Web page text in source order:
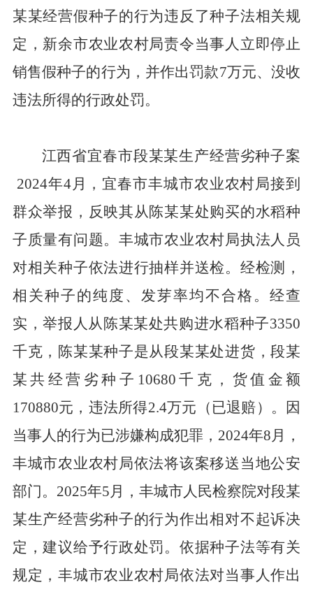
某某经营假种子的行为违反了种子法相关规
定，新余市农业农村局责令当事人立即停止
销售假种子的行为，并作出罚款7万元、没收
违法所得的行政处罚。
江西省宜春市段某某生产经营劣种子案
2024年4月，宜春市丰城市农业农村局接到
群众举报，反映其从陈某某处购买的水稻种
子质量有问题。丰城市农业农村局执法人员
对相关种子依法进行抽样并送检。经检测，
相关种子的纯度、发芽率均不合格。经查
实，举报人从陈某某处共购进水稻种子3350
千克，陈某某种子是从段某某处进货，段某
某共经营劣种子 10680 千克，货值金额
170880元，违法所得2.4万元（已退赔）。因
当事人的行为已涉嫌构成犯罪， 2024年8月，
丰城市农业农村局依法将该案移送当地公安
部门。 2025年5月，丰城市人民检察院对段某
某生产经营劣种子的行为作出相对不起诉决
定，建议给予行政处罚。依据种子法等有关
规定，丰城市农业农村局依法对当事人作出